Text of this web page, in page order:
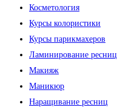
Косметология
Курсы колористики
Курсы парикмахеров
Ламинирование ресниц
Макияж
Маникюр
Наращивание ресниц